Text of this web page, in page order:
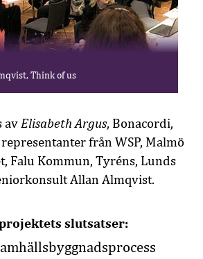
Think of us
av Elisabeth Argus, Bonacordi,
från WSP, Malmö
Falu Kommun, Tyréns, Lunds
Allan Almqvist.
slutsatser: